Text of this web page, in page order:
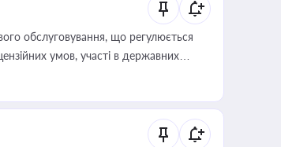
обслуговування, що регулюється
умов, участі в державних